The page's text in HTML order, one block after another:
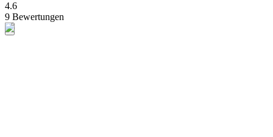
4.6
9 Bewertungen